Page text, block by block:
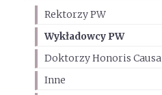
Rektorzy PW
Wykładowcy PW
Doktorzy Honoris Causa
Inne